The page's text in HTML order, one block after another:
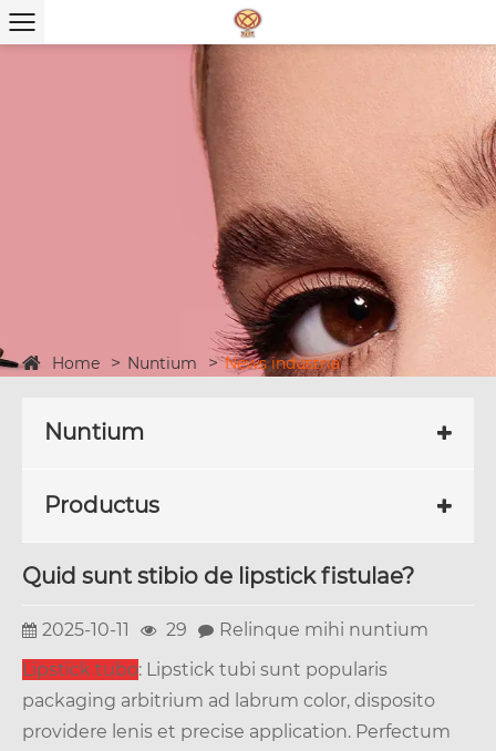
Home Nuntium News industria
Nuntium
Productus
Quid sunt stibio de lipstick fistulae?
2025-10-11 29
Relinque mihi nuntium
Lipstick tubo: Lipstick tubi sunt popularis
packaging arbitrium ad labrum color, disposito
providere lenis et precise application. Perfectum